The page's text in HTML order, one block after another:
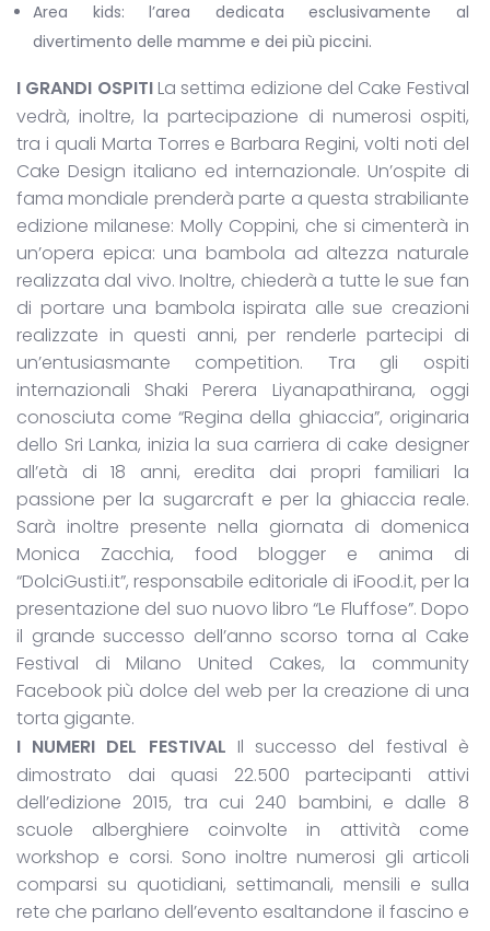
Area kids: l’area dedicata esclusivamente al
divertimento delle mamme e dei più piccini.
I GRANDI OSPITILa settima edizione del Cake Festival
vedrà, inoltre, la partecipazione di numerosi ospiti,
tra i quali Marta Torres e Barbara Regini, volti noti del
Cake Design italiano ed internazionale. Un’ospite di
fama mondiale prenderà parte a questa strabiliante
edizione milanese: Molly Coppini, che si cimenterà in
un’opera epica: una bambola ad altezza naturale
realizzata dal vivo. Inoltre, chiederà a tutte le sue fan
di portare una bambola ispirata alle sue creazioni
realizzate in questi anni, per renderle partecipi di
un’entusiasmante competition. Tra gli ospiti
internazionali Shaki Perera Liyanapathirana, oggi
conosciuta come “Regina della ghiaccia”, originaria
dello Sri Lanka, inizia la sua carriera di cake designer
all’età di 18 anni, eredita dai propri familiari la
passione per la sugarcraft e per la ghiaccia reale.
Sarà inoltre presente nella giornata di domenica
Monica Zacchia, food blogger e anima di
“DolciGusti.it”, responsabile editoriale di iFood.it, per la
presentazione del suo nuovo libro “Le Fluffose”. Dopo
il grande successo dell’anno scorso torna al Cake
Festival di Milano United Cakes, la community
Facebook più dolce del web per la creazione di una
torta gigante.
I NUMERI DEL FESTIVAL Il successo del festival è
dimostrato dai quasi 22.500 partecipanti attivi
dell’edizione 2015, tra cui 240 bambini, e dalle 8
scuole alberghiere coinvolte in attività come
workshop e corsi. Sono inoltre numerosi gli articoli
comparsi su quotidiani, settimanali, mensili e sulla
rete che parlano dell’evento esaltandone il fascino e